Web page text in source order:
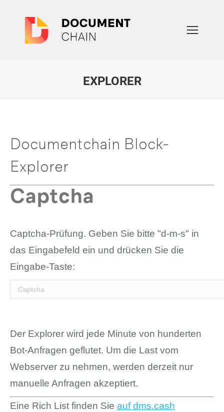
EXPLORER
Documentchain Block-
Explorer
Captcha
Captcha-Prüfung. Geben Sie bitte "d-m-s" in
das Eingabefeld ein und drücken Sie die
Eingabe-Taste:
Der Explorer wird jede Minute von hunderten
Bot-Anfragen geflutet. Um die Last vom
Webserver zu nehmen, werden derzeit nur
manuelle Anfragen akzeptiert.
Eine Rich List finden Sie auf dms.cash